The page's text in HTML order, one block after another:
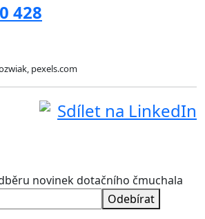
428
pexels.com
Sdílet na LinkedIn
novinek dotačního čmuchala
Odebírat